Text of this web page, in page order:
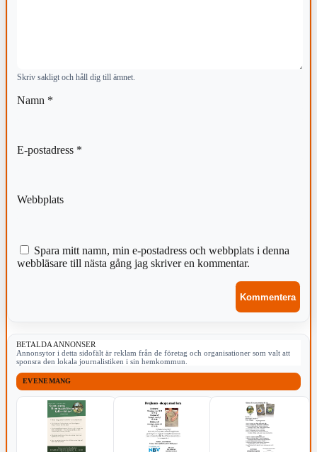
Skriv sakligt och håll dig till ämnet.
Namn *
E-postadress *
Webbplats
Spara mitt namn, min e-postadress och webbplats i denna
webbläsare till nästa gång jag skriver en kommentar.
BETALDA ANNONSER
Annonsytor i detta sidofält är reklam från de företag och organisationer som valt att
sponsra den lokala journalistiken i sin hemkommun.
EVENEMANG